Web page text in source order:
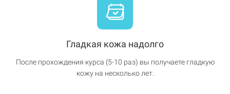
Гладкая кожа надолго
После прохождения курса (5-10 раз) вы получаете гладкую
кожу на несколько лет.